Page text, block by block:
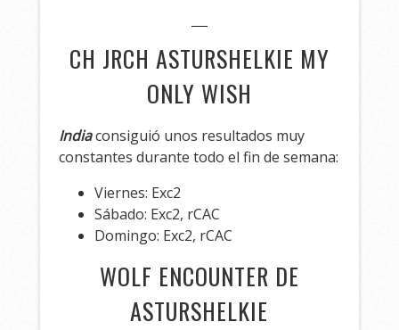
CH JRCH ASTURSHELKIE MY
ONLY WISH
Indiaconsiguió unos resultados muy
constantes durante todo el fin de semana:
Viernes: Exc2
Sábado: Exc2, rCAC
Domingo: Exc2, rCAC
WOLF ENCOUNTER DE
ASTURSHELKIE